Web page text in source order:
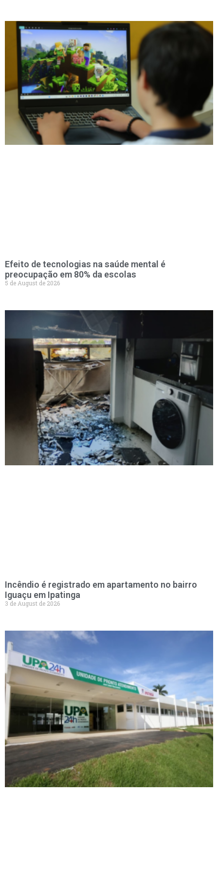
Efeito de tecnologias na saúde mental é
preocupação em 80% da escolas
5 de August de 2026
Incêndio é registrado em apartamento no bairro
Iguaçu em Ipatinga
3 de August de 2026